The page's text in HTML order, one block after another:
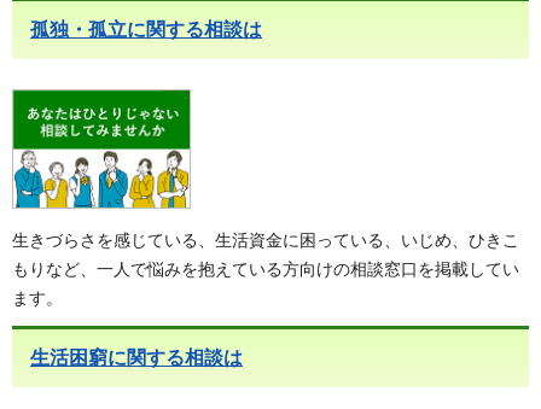
孤独・孤立に関する相談は
生きづらさを感じている、生活資金に困っている、いじめ、ひきこ
もりなど、一人で悩みを抱えている方向けの相談窓口を掲載してい
ます。
生活困窮に関する相談は